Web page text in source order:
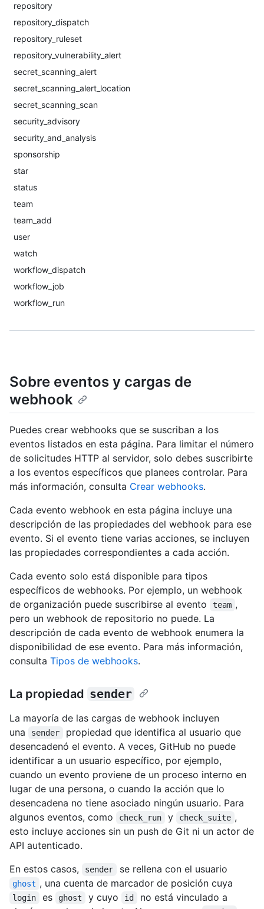
repository
repository_dispatch
repository_ruleset
repository_vulnerability_alert
secret_scanning_alert
secret_scanning_alert_location
secret_scanning_scan
security_advisory
security_and_analysis
sponsorship
star
status
team
team_add
user
watch
workflow_dispatch
workflow_job
workflow_run
Sobre eventos y cargas de
webhook
Puedes crear webhooks que se suscriban a los
eventos listados en esta página. Para limitar el número
de solicitudes HTTP al servidor, solo debes suscribirte
a los eventos específicos que planees controlar. Para
más información, consulta Crear webhooks.
Cada evento webhook en esta página incluye una
descripción de las propiedades del webhook para ese
evento. Si el evento tiene varias acciones, se incluyen
las propiedades correspondientes a cada acción.
Cada evento solo está disponible para tipos
específicos de webhooks. Por ejemplo, un webhook
de organización puede suscribirse al evento
team ,
pero un webhook de repositorio no puede. La
descripción de cada evento de webhook enumera la
disponibilidad de ese evento. Para más información,
consulta Tipos de webhooks.
La propiedad sender
La mayoría de las cargas de webhook incluyen
una
sender
propiedad que identifica al usuario que
desencadenó el evento. A veces, GitHub no puede
identificar a un usuario específico, por ejemplo,
cuando un evento proviene de un proceso interno en
lugar de una persona, o cuando la acción que lo
desencadena no tiene asociado ningún usuario. Para
algunos eventos, como
check_run y check_suite ,
esto incluye acciones sin un push de Git ni un actor de
API autenticado.
En estos casos,
sender se rellena con el usuario
ghost , una cuenta de marcador de posición cuya
login es ghost y cuyo id
no está vinculado a